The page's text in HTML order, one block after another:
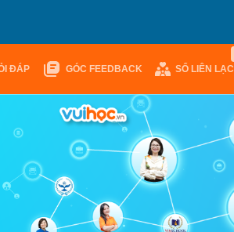
ĐÁP GÓC FEEDBACK SỔ LIÊN LẠC